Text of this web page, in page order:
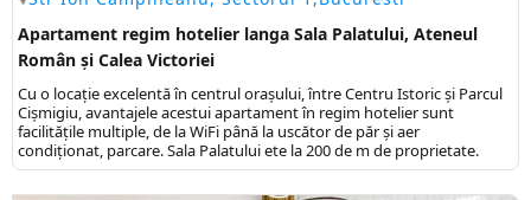
Apartament regim hotelier langa Sala Palatului, Ateneul
Român și Calea Victoriei
Cu o locație excelentă în centrul orașului, între Centru Istoric și Parcul
Cișmigiu, avantajele acestui apartament în regim hotelier sunt
facilitățile multiple, de la WiFi până la uscător de păr și aer
condiționat, parcare. Sala Palatului ete la 200 de m de proprietate.